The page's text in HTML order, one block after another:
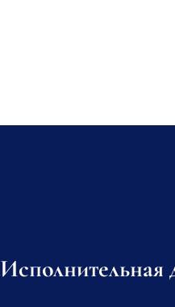
Исполнительная